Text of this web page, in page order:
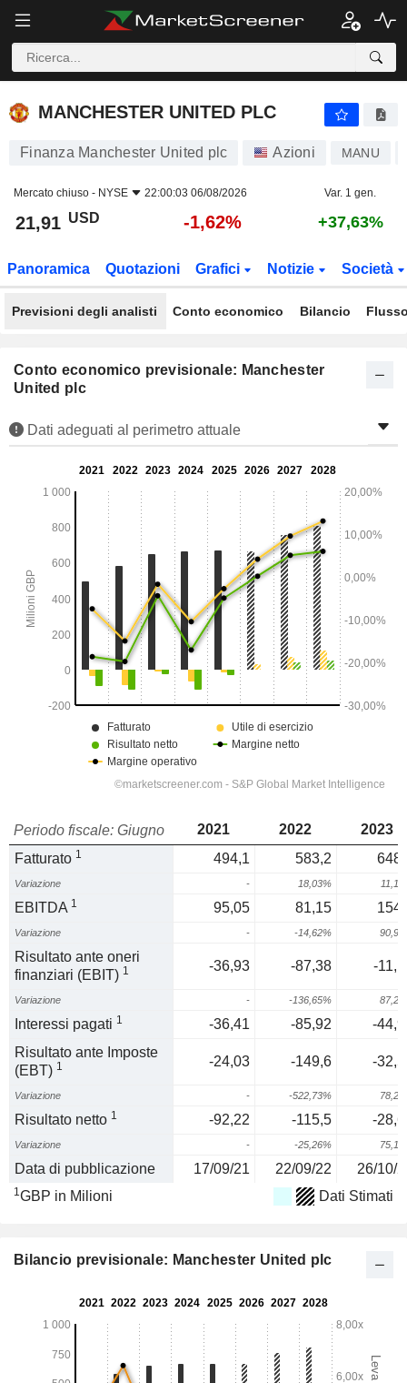
MANCHESTER UNITED PLC
MANCHESTER UNITED PLC
Finanza Manchester United plc Azioni MANU
Mercato chiuso - NYSE 22:00:03 06/08/2026 Var. 1 gen.
21,91 USD -1,62% +37,63%
Panoramica Quotazioni Grafici Notizie Società
Previsioni degli analisti Conto economico Bilancio
Conto economico previsionale: Manchester
United plc
Dati adeguati al perimetro attuale
Periodo fiscale: Giugno 2021 2022
2023
Fatturato 1 494,1 583,2
Variazione - 18,03%
EBITDA 1 95,05 81,15
Variazione - -14,62%
Risultato ante oneri
finanziari (EBIT) 1 -36,93 -87,38 -
Variazione - -136,65%
Interessi pagati 1 -36,41 -85,92
-
Risultato ante Imposte
(EBT) 1 -24,03 -149,6 -
Variazione - -522,73%
Risultato netto 1 -92,22 -115,5 -
Variazione - -25,26%
Data di pubblicazione 17/09/21 22/09/22 26/10/
1GBP in Milioni Dati Stimati
Bilancio previsionale: Manchester United plc